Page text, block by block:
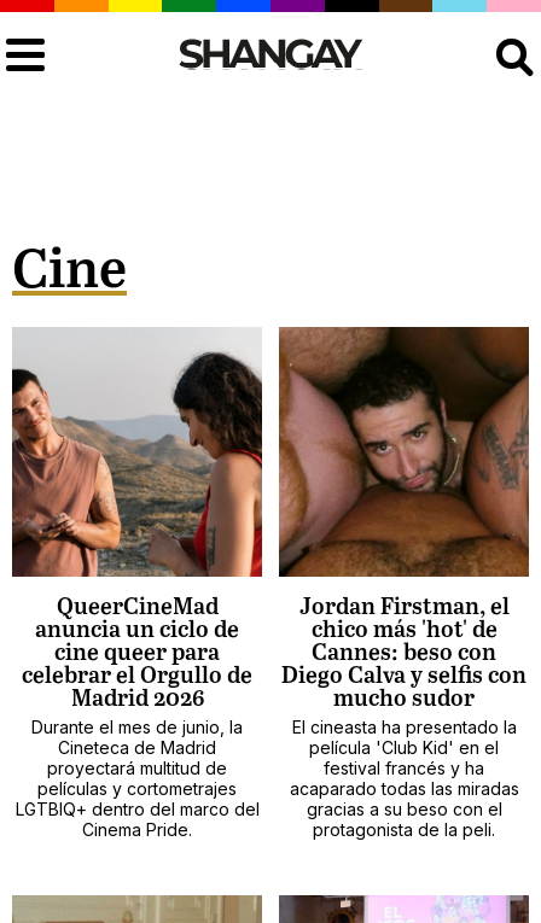
Cine
QueerCineMad
anuncia un ciclo de
cine queer para
celebrar el Orgullo de
Madrid 2026
Durante el mes de junio, la
Cineteca de Madrid
proyectará multitud de
películas y cortometrajes
LGTBIQ+ dentro del marco del
Cinema Pride.
Jordan Firstman, el
chico más 'hot' de
Cannes: beso con
Diego Calva y selfis con
mucho sudor
El cineasta ha presentado la
película 'Club Kid' en el
festival francés y ha
acaparado todas las miradas
gracias a su beso con el
protagonista de la peli.